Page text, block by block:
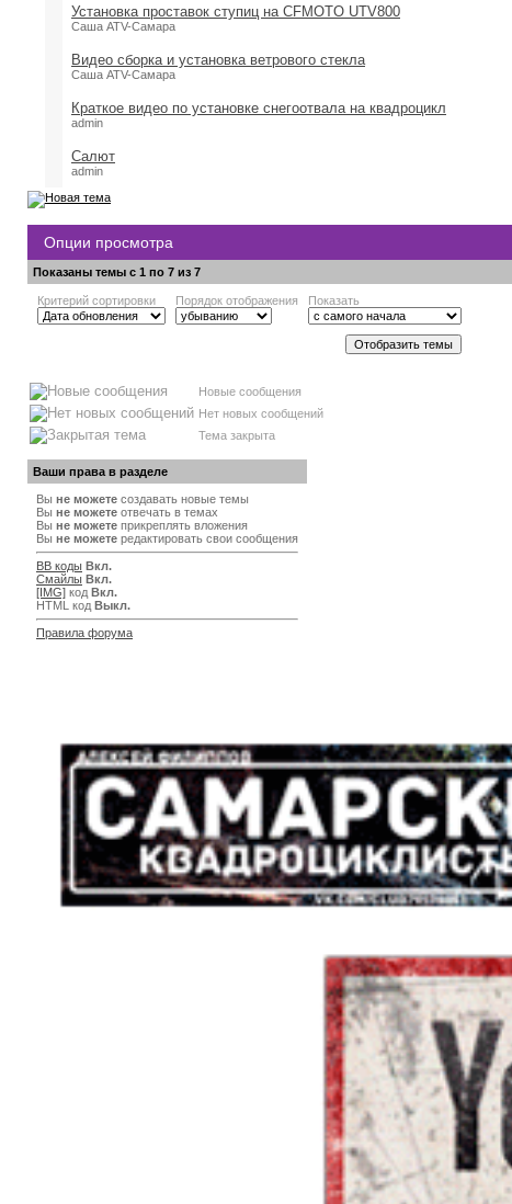
Установка проставок ступиц на CFMOTO UTV800
Саша ATV-Самара
Видео сборка и установка ветрового стекла
Саша ATV-Самара
Краткое видео по установке снегоотвала на квадроцикл
admin
Салют
admin
Опции просмотра
Показаны темы с 1 по 7 из 7
Критерий сортировки Порядок отображения Показать
Новые сообщения
Нет новых сообщений
Тема закрыта
Ваши права в разделе
Вы не можете создавать новые темы
Вы не можете отвечать в темах
Вы не можете прикреплять вложения
Вы не можете редактировать свои сообщения
BB коды Вкл.
Смайлы Вкл.
[IMG] код Вкл.
HTML код Выкл.
Правила форума